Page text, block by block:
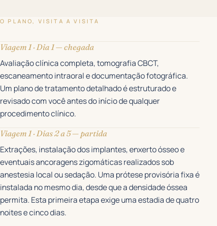
O PLANO, VISITA A VISITA
Viagem 1 · Dia 1 — chegada
Avaliação clínica completa, tomografia CBCT,
escaneamento intraoral e documentação fotográfica.
Um plano de tratamento detalhado é estruturado e
revisado com você antes do início de qualquer
procedimento clínico.
Viagem 1 · Dias 2 a 5 — partida
Extrações, instalação dos implantes, enxerto ósseo e
eventuais ancoragens zigomáticas realizados sob
anestesia local ou sedação. Uma prótese provisória fixa é
instalada no mesmo dia, desde que a densidade óssea
permita. Esta primeira etapa exige uma estadia de quatro
noites e cinco dias.